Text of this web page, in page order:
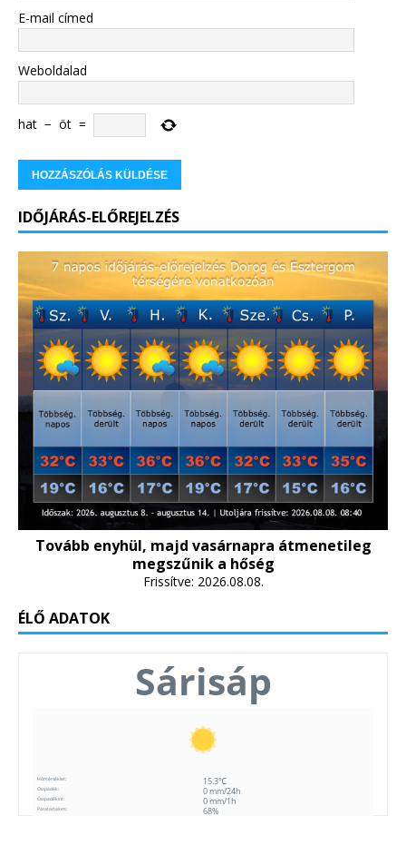
E-mail címed
Weboldalad
hat − öt =
IDŐJÁRÁS-ELŐREJELZÉS
Tovább enyhül, majd vasárnapra átmenetileg
megszűnik a hőség
Frissítve: 2026.08.08.
ÉLŐ ADATOK